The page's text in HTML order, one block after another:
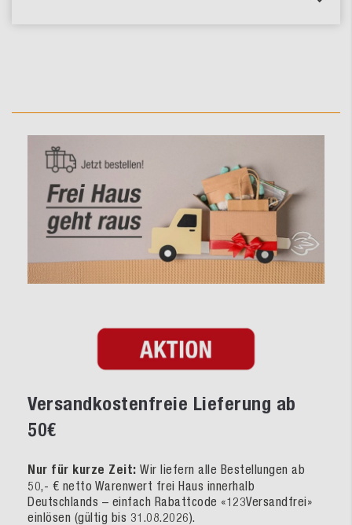
Versandkostenfreie Lieferung ab
50€
Nur für kurze Zeit: Wir liefern alle Bestellungen ab
50,- € netto Warenwert frei Haus innerhalb
Deutschlands – einfach Rabattcode «123Versandfrei»
einlösen (gültig bis 31.08.2026).